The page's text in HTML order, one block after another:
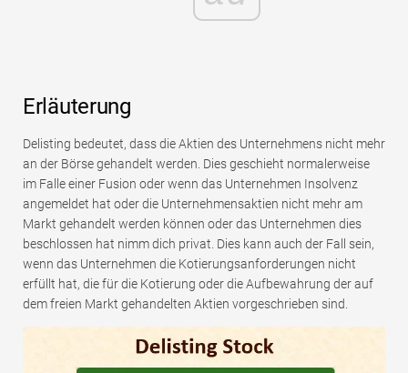
Erläuterung
Delisting bedeutet, dass die Aktien des Unternehmens nicht mehr
an der Börse gehandelt werden. Dies geschieht normalerweise
im Falle einer Fusion oder wenn das Unternehmen Insolvenz
angemeldet hat oder die Unternehmensaktien nicht mehr am
Markt gehandelt werden können oder das Unternehmen dies
beschlossen hat nimm dich privat. Dies kann auch der Fall sein,
wenn das Unternehmen die Kotierungsanforderungen nicht
erfüllt hat, die für die Kotierung oder die Aufbewahrung der auf
dem freien Markt gehandelten Aktien vorgeschrieben sind.